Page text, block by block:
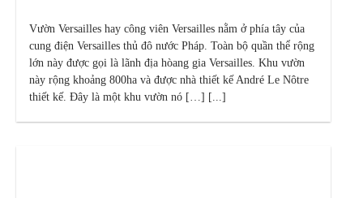
Vườn Versailles hay công viên Versailles nằm ở phía tây của
cung điện Versailles thủ đô nước Pháp. Toàn bộ quần thể rộng
lớn này được gọi là lãnh địa hòang gia Versailles. Khu vườn
này rộng khoảng 800ha và được nhà thiết kế André Le Nôtre
thiết kế. Đây là một khu vườn nó […] [...]